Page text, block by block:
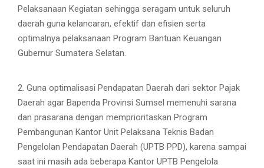
Pelaksanaan Kegiatan sehingga seragam untuk seluruh
daerah guna kelancaran, efektif dan efisien serta
optimalnya pelaksanaan Program Bantuan Keuangan
Gubernur Sumatera Selatan.
2. Guna optimalisasi Pendapatan Daerah dari sektor Pajak
Daerah agar Bapenda Provinsi Sumsel memenuhi sarana
dan prasarana dengan memprioritaskan Program
Pembangunan Kantor Unit Pelaksana Teknis Badan
Pengelolan Pendapatan Daerah (UPTB PPD), karena sampai
saat ini masih ada beberapa Kantor UPTB Pengelola